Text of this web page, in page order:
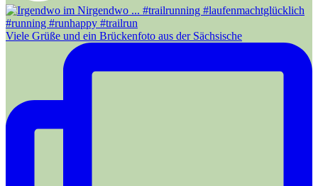
Viele Grüße und ein Brückenfoto aus der Sächsische